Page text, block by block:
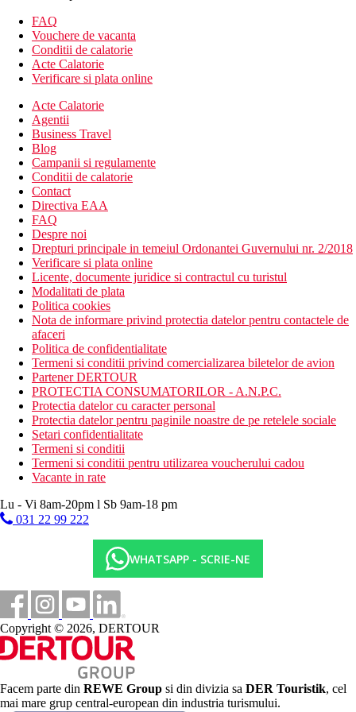
Descrierea hotelului
Hotelul dispune de:
Receptie deschisa 24/7
WiFi (gratuit)
Schimb valutar
Parcare (gratuita)
Descrierea plajei
Activitati sportive contra cost
activitati acvatice la plaja
organizari excursii
Masa
Mic dejun (BB) – mic dejun tip bufet.
Demipensiune (HB) – mic dejun si cina tip bufet.
Bauturile la cina sunt contra cost.
All Inclusive
Dispune de un restaurant principal si bar
Categoria oficiala
5 stele
Site web
https://neelacollection.com/
Distanţe
90 m
Distanta pana la plaja
Plaja
FAQ
Vouchere de vacanta
Conditii de calatorie
Acte Calatorie
Verificare si plata online
Acte Calatorie
Agentii
Business Travel
Blog
Campanii si regulamente
Conditii de calatorie
Contact
Directiva EAA
FAQ
Despre noi
Drepturi principale in temeiul Ordonantei Guvernului nr. 2/2018
Verificare si plata online
Licente, documente juridice si contractul cu turistul
Modalitati de plata
Politica cookies
Nota de informare privind protectia datelor pentru contactele de
afaceri
Politica de confidentialitate
Termeni si conditii privind comercializarea biletelor de avion
Partener DERTOUR
PROTECTIA CONSUMATORILOR - A.N.P.C.
Protectia datelor cu caracter personal
Protectia datelor pentru paginile noastre de pe retelele sociale
Setari confidentialitate
Termeni si conditii
Termeni si conditii pentru utilizarea voucherului cadou
Vacante in rate
Lu - Vi 8am-20pm l Sb 9am-18 pm
031 22 99 222
WHATSAPP - SCRIE-NE
Copyright © 2026, DERTOUR
Facem parte din REWE Group si din divizia sa DER Touristik, cel
mai mare grup central-european din industria turismului.